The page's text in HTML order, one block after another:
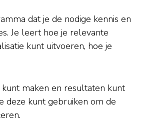
dat je de nodige kennis en
Je leert hoe je relevante
kunt uitvoeren, hoe je
maken en resultaten kunt
deze kunt gebruiken om de